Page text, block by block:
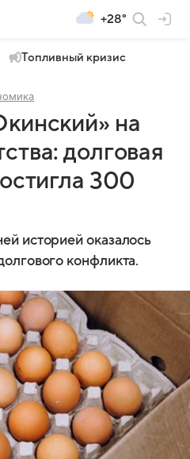
+28°
Топливный кризис
на
долговая
300
историей оказалось
конфликта.